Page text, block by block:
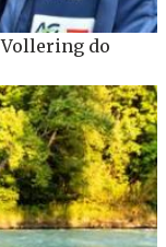
do